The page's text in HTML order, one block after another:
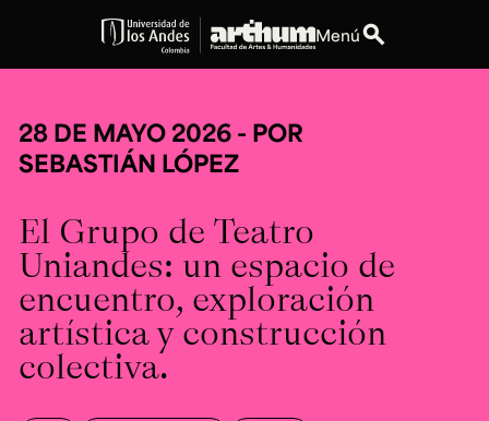
Menúsearch
Personas
Espacios
Explora ArteHum
Dirección
28 DE MAYO 2026- POR
SEBASTIÁN LÓPEZ
El Grupo de Teatro
Uniandes: un espacio de
encuentro, exploración
artística y construcción
colectiva.